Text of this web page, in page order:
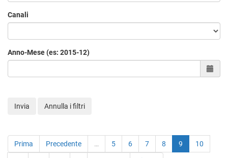
Canali
Anno-Mese (es: 2015-12)
Invia Annulla i filtri
Prima Precedente … 5 6 7 8 9 10